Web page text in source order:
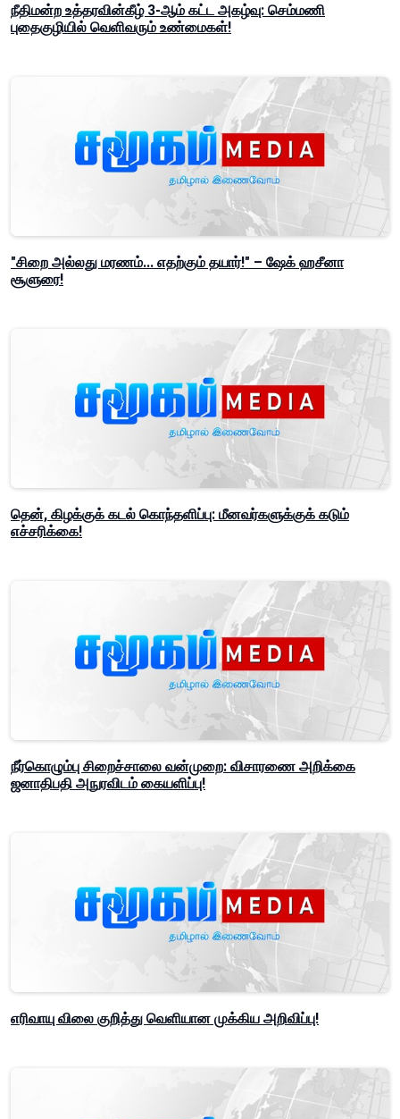
நீதிமன்ற உத்தரவின்கீழ் 3-ஆம் கட்ட அகழ்வு: செம்மணி
புதைகுழியில் வெளிவரும் உண்மைகள்!
"சிறை அல்லது மரணம்... எதற்கும் தயார்!" – ஷேக் ஹசீனா
சூளுரை!
தென், கிழக்குக் கடல் கொந்தளிப்பு: மீனவர்களுக்குக் கடும்
எச்சரிக்கை!
நீர்கொழும்பு சிறைச்சாலை வன்முறை: விசாரணை அறிக்கை
ஜனாதிபதி அநுரவிடம் கையளிப்பு!
எரிவாயு விலை குறித்து வெளியான முக்கிய அறிவிப்பு!